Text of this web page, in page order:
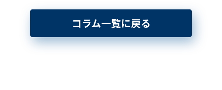
コラム一覧に戻る